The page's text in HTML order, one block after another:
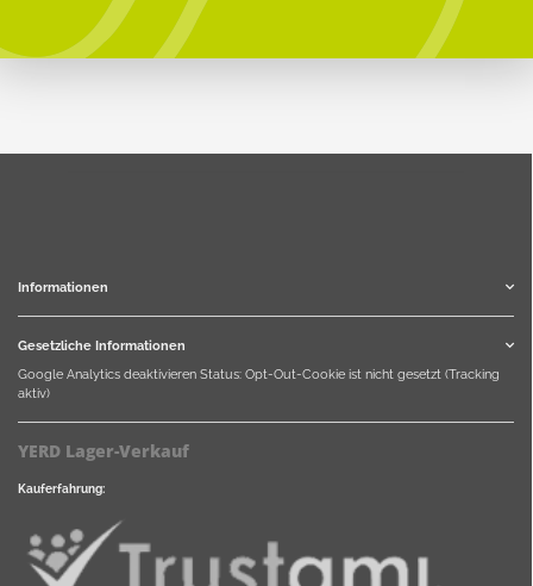
Informationen
Gesetzliche Informationen
Google Analytics deaktivieren Status: Opt-Out-Cookie ist nicht gesetzt (Tracking
aktiv)
YERD Lager-Verkauf
Kauferfahrung: